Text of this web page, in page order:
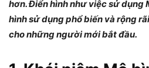
hơn. Điển hình như việc sử dụng
hình sử dụng phổ biến và rộng
cho những người mới bắt đầu.